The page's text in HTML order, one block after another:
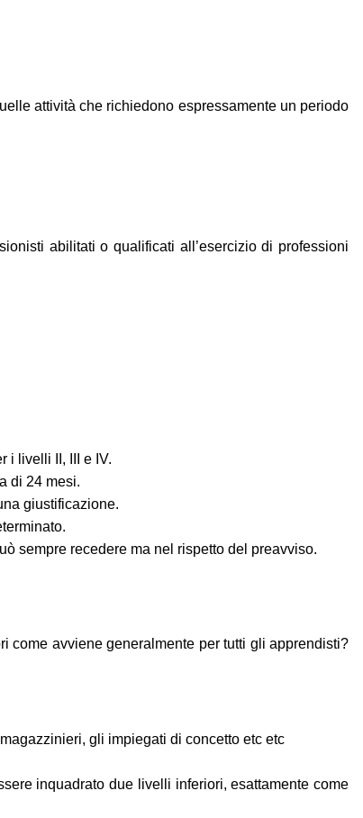
attività che richiedono espressamente un periodo
abilitati o qualificati all’esercizio di professioni
i livelli II, III e IV.
di 24 mesi.
giustificazione.
sempre recedere ma nel rispetto del preavviso.
come avviene generalmente per tutti gli apprendisti?
gli impiegati di concetto etc etc
inquadrato due livelli inferiori, esattamente come